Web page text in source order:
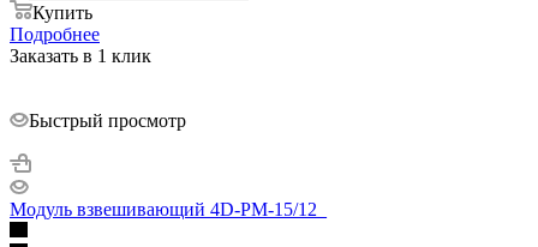
Купить
Подробнее
Заказать в 1 клик
Быстрый просмотр
Модуль взвешивающий 4D-PM-15/12_